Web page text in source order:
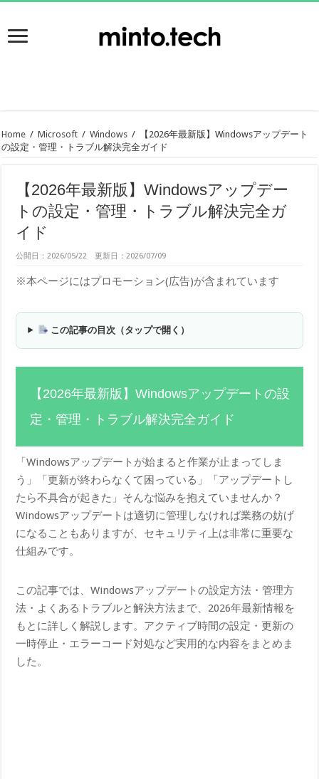
Home / Microsoft / Windows /
【2026年最新版】Windowsアップデート
の設定・管理・トラブル解決完全ガイド
【2026年最新版】Windowsアップデー
トの設定・管理・トラブル解決完全ガ
イド
公開日：2026/05/22 更新日：2026/07/09
※本ページにはプロモーション(広告)が含まれています
この記事の目次（タップで開く）
【2026年最新版】Windowsアップデートの設
定・管理・トラブル解決完全ガイド
「Windowsアップデートが始まると作業が止まってしま
う」「更新が終わらなくて困っている」「アップデートし
たら不具合が起きた」そんな悩みを抱えていませんか？
Windowsアップデートは適切に管理しなければ業務の妨げ
になることもありますが、セキュリティ上は非常に重要な
仕組みです。
この記事では、Windowsアップデートの設定方法・管理方
法・よくあるトラブルと解決方法まで、2026年最新情報を
もとに詳しく解説します。アクティブ時間の設定・更新の
一時停止・エラーコード対処など実用的な内容をまとめま
した。